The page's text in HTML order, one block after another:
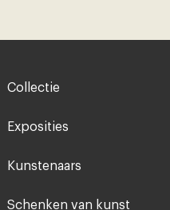
Footer-
Collectie
Exposities
Kunstenaars
Schenken van kunst